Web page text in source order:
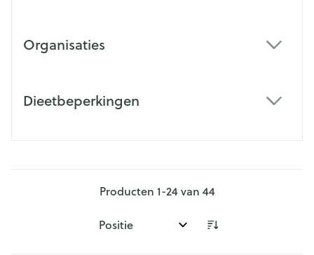
Organisaties
Dieetbeperkingen
Producten 1-24van 44
Sorteer op: